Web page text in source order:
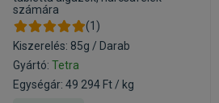
számára
(1)
Kiszerelés: 85g / Darab
Gyártó: Tetra
Egységár: 49 294 Ft / kg